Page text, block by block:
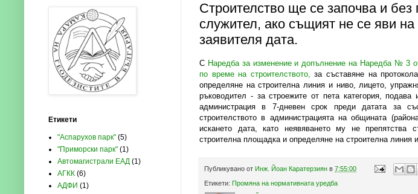
Строителство ще се започва и
служител, ако същият не се яви
заявителя дата.
С Наредба за изменение и допълнение на Наредба № 3
по време на строителството,
за съставяне на
определяне на строителна линия и ниво, лицето,
ръководител - за строежите от пета категория,
администрация в 7-дневен срок преди датата за
строителството в администрацията на общината
искането дата, като неявяването му не препятства
строителна площадка и определяне на строителна линия
Публикувано от Инж. Йоан Каратерзиян в 7:55:00
Етикети: Промяна на нормативната уредба
Етикети
"Аспарухов парк" (5)
"Приморски парк" (1)
Автомагистрали ЕАД (1)
АГКК (6)
АДФИ (1)